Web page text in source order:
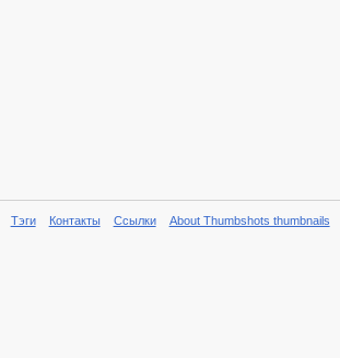
Тэги Контакты Ссылки About Thumbshots thumbnails